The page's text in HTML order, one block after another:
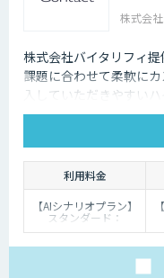
株式会
株式会社バイタリフィ
課題に合わせて柔軟に
入していただきやすい
ットボットです。
利用料金
【AIシナリオプラン】
スタンダード：
￥2,980～/月、プレミ
～/月（10万PVを超え